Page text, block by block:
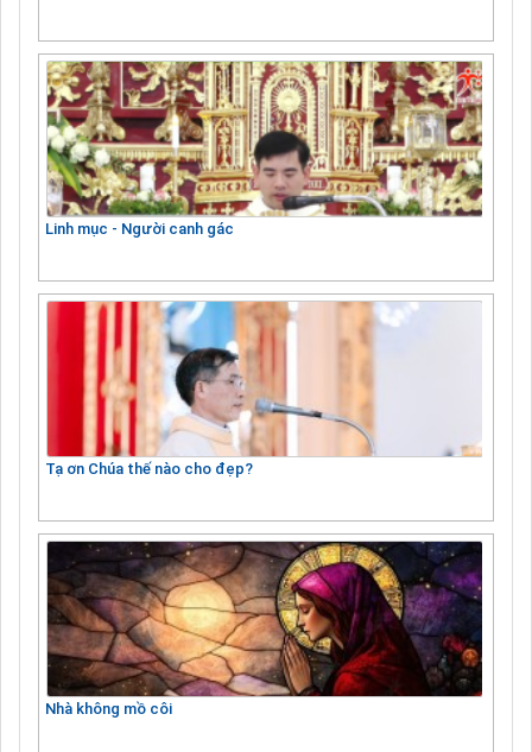
Linh mục - Người canh gác
Tạ ơn Chúa thế nào cho đẹp?
Nhà không mồ côi